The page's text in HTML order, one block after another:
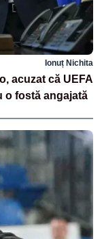
Ionuț Nichita
acuzat că UEFA
o fostă angajată